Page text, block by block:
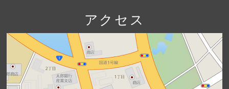
アクセス